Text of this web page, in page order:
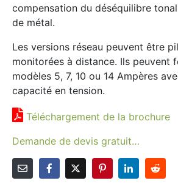
compensation du déséquilibre
de métal.
Les versions réseau peuvent être
monitorées à distance. Ils peuvent
modèles 5, 7, 10 ou 14 Ampères
capacité en tension.
Téléchargement de la brochure
Demande de devis gratuit…